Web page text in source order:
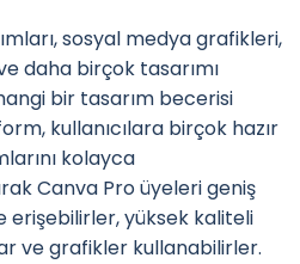
sosyal medya grafikleri,
daha birçok tasarımı
bir tasarım becerisi
kullanıcılara birçok hazır
kolayca
Canva Pro üyeleri geniş
erişebilirler, yüksek kaliteli
ve grafikler kullanabilirler.